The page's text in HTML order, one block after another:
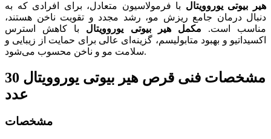
هیر بیوتی یوروویتال با فرمولاسیون متعادل، برای افرادی که به
دنبال درمان جامع ریزش مو، رشد مجدد و تقویت ناخن هستند،
مناسب است. مکمل هیر بیوتی یوروویتال با کاهش استرس
اکسیداتیو و بهبود متابولیسم، گزینه‌ای عالی برای حمایت از زیبایی و
سلامت مو و ناخن محسوب می‌شود.
مشخصات فنی
قرص هیر بیوتی یوروویتال 30
عدد
مشخصات